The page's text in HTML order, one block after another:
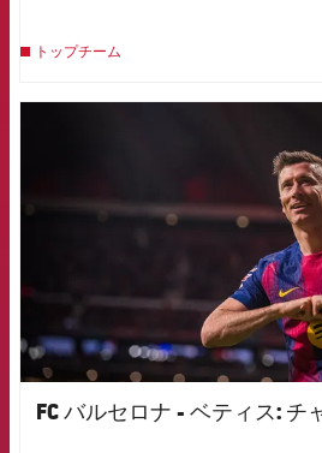
トップチーム
FC バルセロナ - ベティス: チ